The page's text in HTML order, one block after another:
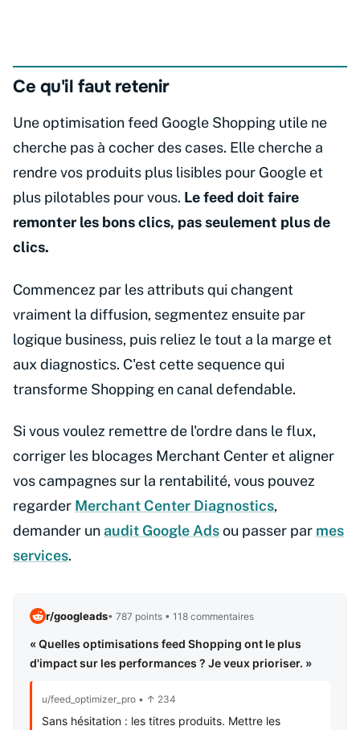
Ce qu'il faut retenir
Une optimisation feed Google Shopping utile ne
cherche pas à cocher des cases. Elle cherche a
rendre vos produits plus lisibles pour Google et
plus pilotables pour vous. Le feed doit faire
remonter les bons clics, pas seulement plus de
clics.
Commencez par les attributs qui changent
vraiment la diffusion, segmentez ensuite par
logique business, puis reliez le tout a la marge et
aux diagnostics. C'est cette sequence qui
transforme Shopping en canal defendable.
Si vous voulez remettre de l'ordre dans le flux,
corriger les blocages Merchant Center et aligner
vos campagnes sur la rentabilité, vous pouvez
regarder Merchant Center Diagnostics,
demander unaudit Google Adsou passer par mes
services.
r/googleads• 787 points • 118 commentaires
« Quelles optimisations feed Shopping ont le plus
d'impact sur les performances ? Je veux prioriser. »
u/feed_optimizer_pro • ↑ 234
Sans hésitation : les titres produits. Mettre les